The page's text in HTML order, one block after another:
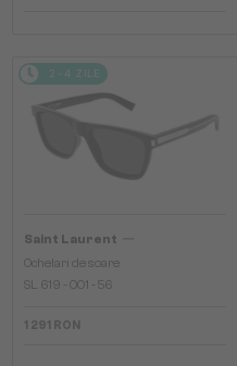
2-4 ZILE
Saint Laurent
Ochelari de soare
SL 619 - 001 - 56
1 291 RON